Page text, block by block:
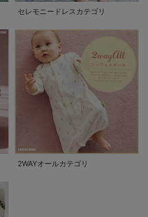
セレモニードレスカテゴリ
2WAYオールカテゴリ